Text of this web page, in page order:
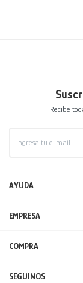
Recibe
AYUDA
EMPRESA
COMPRA
SEGUINOS